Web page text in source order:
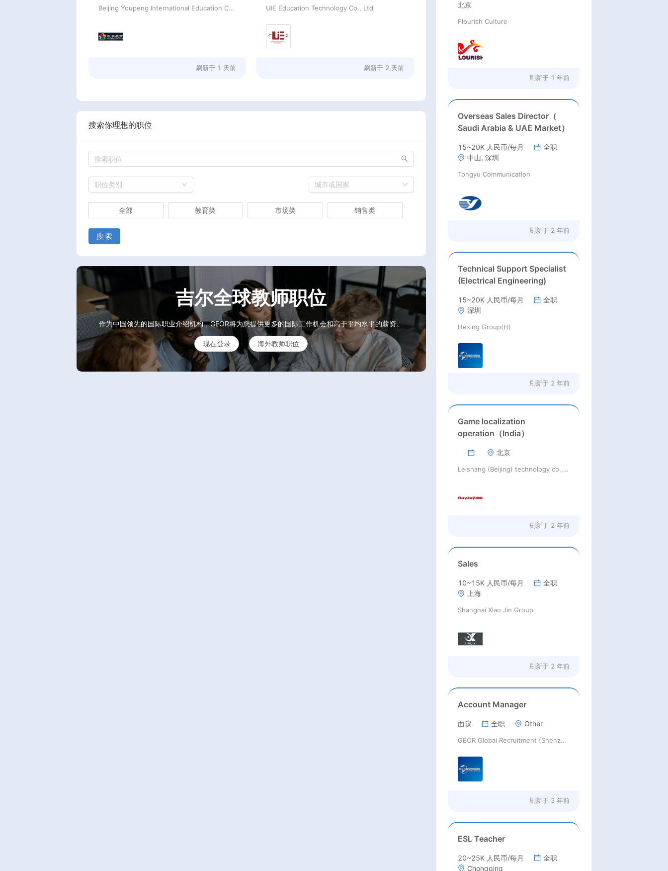
Beijing Youpeng International Education Consulting Co., Ltd
刷新于 1 天前
UIE Education Technology Co., Ltd
刷新于 2 天前
搜索你理想的职位
职位类别 城市或国家
全部 教育类 市场类 销售类
搜 索
吉尔全球教师职位
作为中国领先的国际职业介绍机构，GEOR将为您提供更多的国际工作机会和高于平均水平的薪资。
现在登录 海外教师职位
北京
Flourish Culture
刷新于 1 年前
Overseas Sales Director（
Saudi Arabia & UAE Market）
15~20K 人民币/每月
全职
中山, 深圳
Tongyu Communication
刷新于 2 年前
Technical Support Specialist
(Electrical Engineering)
15~20K 人民币/每月
全职
深圳
Hexing Group(H)
刷新于 2 年前
Game localization
operation（India）
北京
Leishang (Beijing) technology co., LTD
刷新于 2 年前
Sales
10~15K 人民币/每月
全职
上海
Shanghai Xiao Jin Group
刷新于 2 年前
Account Manager
面议 全职 Other
GEOR Global Recruitment (Shenzhen) Ltd.
刷新于 3 年前
ESL Teacher
20~25K 人民币/每月
全职
Chongqing